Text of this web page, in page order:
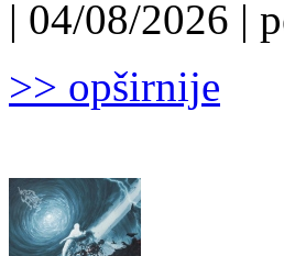
| 04/08/2026 |
>> opširnije